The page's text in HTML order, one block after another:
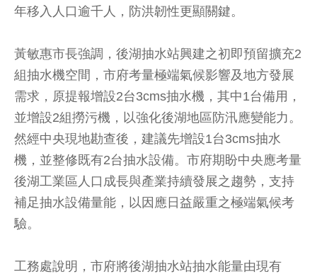
年移入人口逾千人，防洪韌性更顯關鍵。
黃敏惠市長強調，後湖抽水站興建之初即預留擴充2
組抽水機空間，市府考量極端氣候影響及地方發展
需求，原提報增設2台3cms抽水機，其中1台備用，
並增設2組撈污機，以強化後湖地區防汛應變能力。
然經中央現地勘查後，建議先增設1台3cms抽水
機，並整修既有2台抽水設備。市府期盼中央應考量
後湖工業區人口成長與產業持續發展之趨勢，支持
補足抽水設備量能，以因應日益嚴重之極端氣候考
驗。
工務處說明，市府將後湖抽水站抽水能量由現有